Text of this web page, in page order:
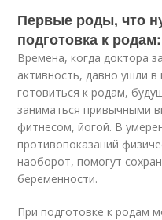
Первые роды, что
подготовка к
Времена, когда доктора
активность, давно ушли
готовиться к родам,
заниматься привычными
фитнесом, йогой. В
противопоказаний
наоборот, помогут
беременности.
При подготовке к родам